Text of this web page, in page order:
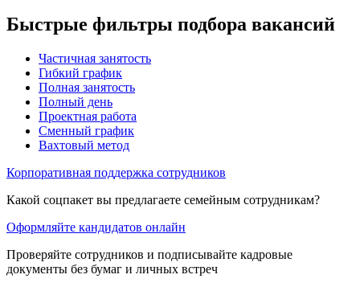
Быстрые фильтры подбора вакансий
Частичная занятость
Гибкий график
Полная занятость
Полный день
Проектная работа
Сменный график
Вахтовый метод
Корпоративная поддержка сотрудников
Какой соцпакет вы предлагаете семейным сотрудникам?
Оформляйте кандидатов онлайн
Проверяйте сотрудников и подписывайте кадровые
документы без бумаг и личных встреч